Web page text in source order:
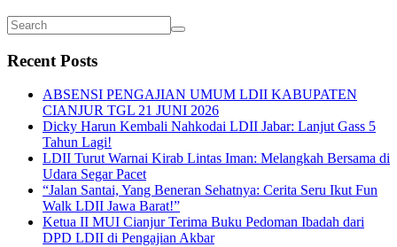
Recent Posts
ABSENSI PENGAJIAN UMUM LDII KABUPATEN
CIANJUR TGL 21 JUNI 2026
Dicky Harun Kembali Nahkodai LDII Jabar: Lanjut Gass 5
Tahun Lagi!
LDII Turut Warnai Kirab Lintas Iman: Melangkah Bersama di
Udara Segar Pacet
“Jalan Santai, Yang Beneran Sehatnya: Cerita Seru Ikut Fun
Walk LDII Jawa Barat!”
Ketua II MUI Cianjur Terima Buku Pedoman Ibadah dari
DPD LDII di Pengajian Akbar